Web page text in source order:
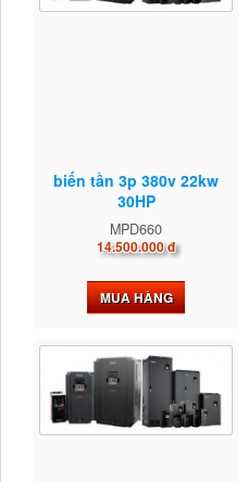
biến tần 3p 380v 22kw
30HP
MPD660
14.500.000 đ
MUA HÀNG